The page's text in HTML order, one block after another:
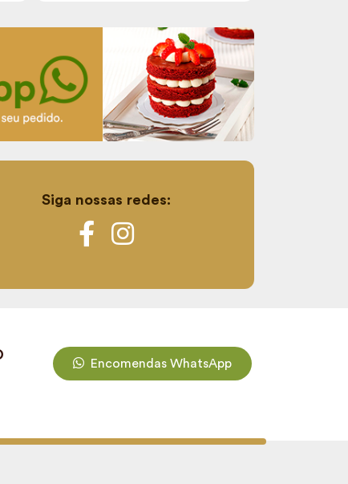
Siga nossas redes:
Encomendas WhatsApp